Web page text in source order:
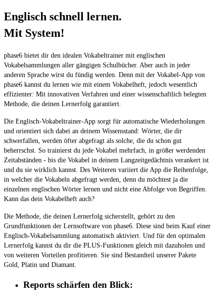
Englisch schnell lernen.
Mit System!
phase6 bietet dir den idealen Vokabeltrainer mit englischen
Vokabelsammlungen aller gängigen Schulbücher. Aber auch in jeder
anderen Sprache wirst du fündig werden. Denn mit der Vokabel-App von
phase6 kannst du lernen wie mit einem Vokabelheft, jedoch wesentlich
effizienter: Mit innovativen Verfahren und einer wissenschaftlich belegten
Methode, die deinen Lernerfolg garantiert.
Die Englisch-Vokabeltrainer-App sorgt für automatische Wiederholungen
und orientiert sich dabei an deinem Wissensstand: Wörter, die dir
schwerfallen, werden öfter abgefragt als solche, die du schon gut
beherrschst. So trainierst du jede Vokabel mehrfach, in größer werdenden
Zeitabständen - bis die Vokabel in deinem Langzeitgedächtnis verankert ist
und du sie wirklich kannst. Des Weiteren variiert die App die Reihenfolge,
in welcher die Vokabeln abgefragt werden, denn du möchtest ja die
einzelnen englischen Wörter lernen und nicht eine Abfolge von Begriffen.
Kann das dein Vokabelheft auch?
Die Methode, die deinen Lernerfolg sicherstellt, gehört zu den
Grundfunktionen der Lernsoftware von phase6. Diese sind beim Kauf einer
Englisch-Vokabelsammlung automatisch aktiviert. Und für den optimalen
Lernerfolg kannst du dir die PLUS-Funktionen gleich mit dazuholen und
von weiteren Vorteilen profitieren. Sie sind Bestandteil unserer Pakete
Gold, Platin und Diamant.
Reports schärfen den Blick: